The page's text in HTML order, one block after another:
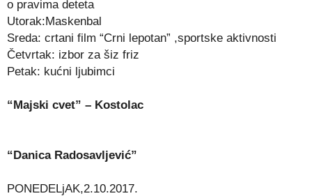
o pravima deteta
Utorak:Maskenbal
Sreda: crtani film “Crni lepotan” ,sportske aktivnosti
Četvrtak: izbor za šiz friz
Petak: kućni ljubimci
“Majski cvet” – Kostolac
“Danica Radosavljević”
PONEDELjAK,2.10.2017.